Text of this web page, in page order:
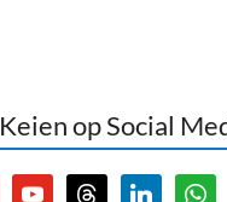
op Social
youtubethreads linkedin